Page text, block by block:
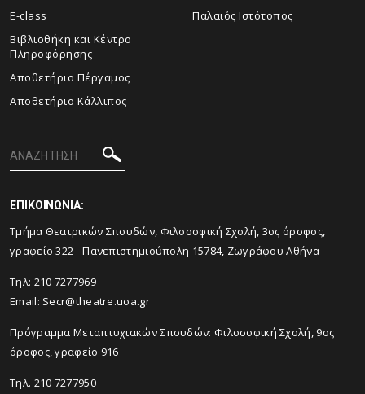
E-class
Βιβλιοθήκη και Κέντρο
Πληροφόρησης
Aποθετήριο Πέργαμος
Αποθετήριο Κάλλιπος
Παλαιός Ιστότοπος
ΕΠΙΚΟΙΝΩΝΙΑ:
Tμήμα Θεατρικών Σπουδών, Φιλοσοφική Σχολή, 3ος όροφος,
γραφείο 322 - Πανεπιστημιούπολη 15784, Ζωγράφου Αθήνα
Τηλ: 210 7277969
Email: Secr@theatre.uoa.gr
Πρόγραμμα Μεταπτυχιακών Σπουδών: Φιλοσοφική Σχολή, 9ος
όροφος, γραφείο 916
Τηλ. 210 7277950